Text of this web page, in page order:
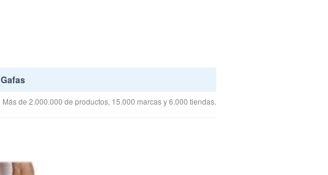
Gafas
Más de 2.000.000 de productos, 15.000 marcas y 6.000 tiendas.